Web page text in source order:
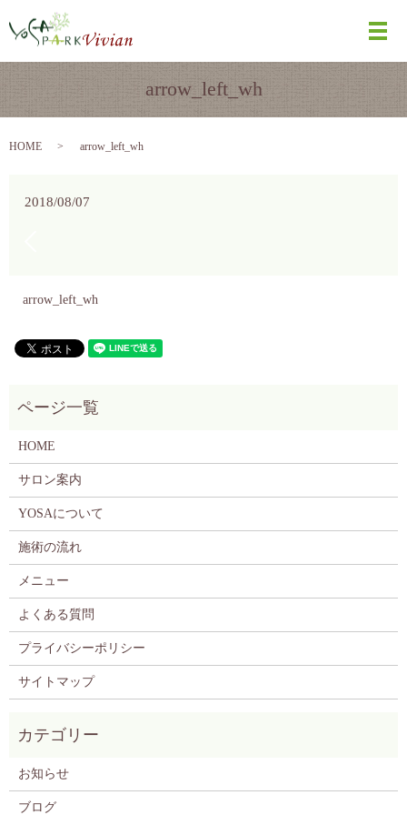
メ
arrow_left_wh
HOME arrow_left_wh
2018/08/07
arrow_left_wh
HOME
サロン案内
YOSAについて
施術の流れ
メニュー
よくある質問
プライバシーポリシー
サイトマップ
お知らせ
ブログ